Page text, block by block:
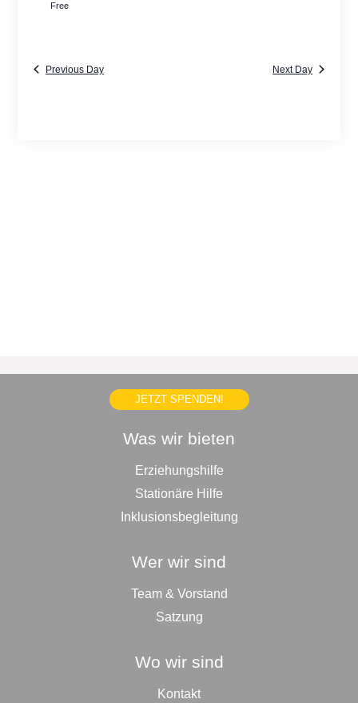
Free
Previous Day Next Day
JETZT SPENDEN!
Was wir bieten
Erziehungshilfe
Stationäre Hilfe
Inklusionsbegleitung
Wer wir sind
Team & Vorstand
Satzung
Wo wir sind
Kontakt